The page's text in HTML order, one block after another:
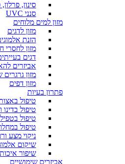
סינון,
סנני UVC
מזון למים מלוחים
מזון לדגים
הזנת
מזון לחסרי
דגים
אביזרים
מזון
מזון דפים
פתרון בעיות
טיפול
טיפול בדינו
טיפול
טיפול
ניקוי מצע
שיקום
שיפור
אביזרים שימושיים